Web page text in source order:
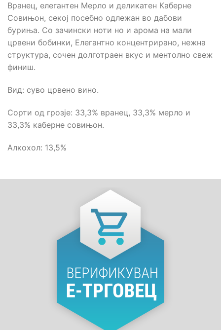
Вранец, елегантен Мерло и деликатен Каберне
Совињон, секој посебно одлежан во дабови
буриња. Со зачински ноти но и арома на мали
црвени бобинки, Елегантно концентрирано, нежна
структура, сочен долготраен вкус и ментолно свеж
финиш.
Вид: суво црвено вино.
Сорти од грозје: 33,3% вранец, 33,3% мерло и
33,3% каберне совињон.
Алкохол: 13,5%